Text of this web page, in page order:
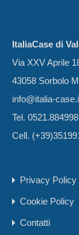
ItaliaCase di
Via XXV Aprile
43058 Sorbolo
info@italia-
Tel. 0521.884998
Cell.
Privacy Policy
Cookie Policy
Contatti